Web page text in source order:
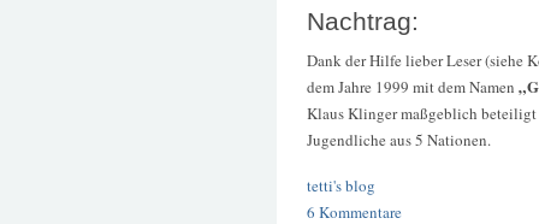
Nachtrag:
Dank der Hilfe lieber Leser (siehe
dem Jahre 1999 mit dem Namen
Klaus Klinger maßgeblich beteiligt
Jugendliche aus 5 Nationen.
tetti's blog
6 Kommentare